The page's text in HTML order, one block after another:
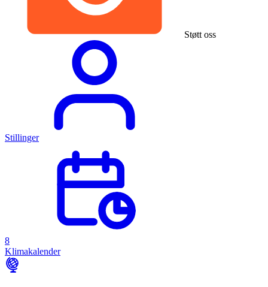
Støtt oss
Stillinger
8
Klimakalender